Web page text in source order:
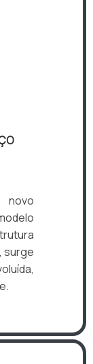
novo
surge